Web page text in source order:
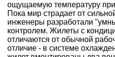
ощущаемую температуру
Пока мир страдает от
инженеры разработали
контролем. Жилеты с
отличаются от обычной
отличие - в системе